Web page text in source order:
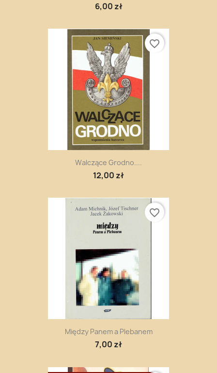
6,00 zł
Walczące Grodno....
12,00 zł
favorite_border
Między Panem a Plebanem
7,00 zł
favorite_border